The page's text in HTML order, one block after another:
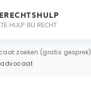
HULP BIJ RECHT
zoeken (gratis gesprek)